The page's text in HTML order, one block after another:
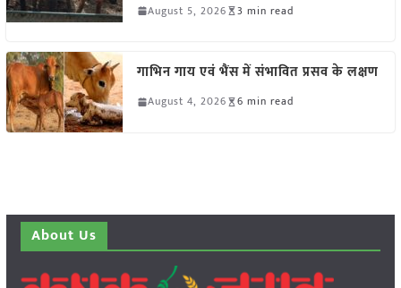
August 5, 2026 3 min read
गाभिन गाय एवं भैंस में संभावित प्रसव के लक्षण
August 4, 2026 6 min read
About Us